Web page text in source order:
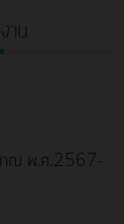
น
มาณ พ.ศ.2567-